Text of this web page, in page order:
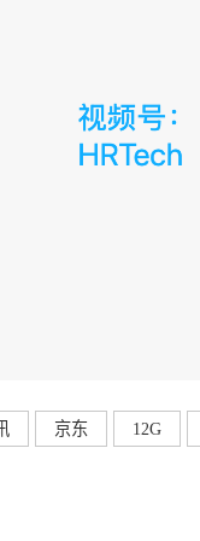
京东 12G